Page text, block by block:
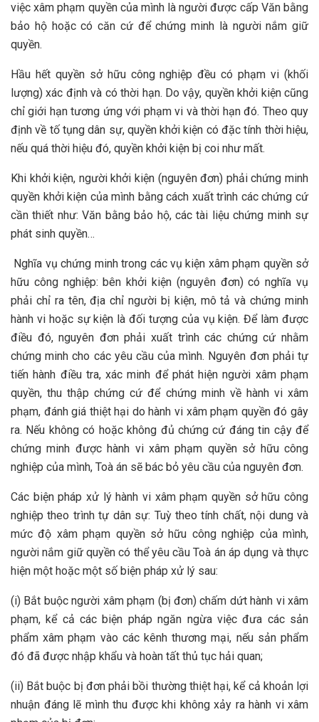
việc xâm phạm quyền của mình là người được cấp Văn bằng
bảo hộ hoặc có căn cứ để chứng minh là người nắm giữ
quyền.
Hầu hết quyền sở hữu công nghiệp đều có phạm vi (khối
lượng) xác định và có thời hạn. Do vậy, quyền khởi kiện cũng
chỉ giới hạn tương ứng với phạm vi và thời hạn đó. Theo quy
định về tố tụng dân sự, quyền khởi kiện có đặc tính thời hiệu,
nếu quá thời hiệu đó, quyền khởi kiện bị coi như mất.
Khi khởi kiện, người khởi kiện (nguyên đơn) phải chứng minh
quyền khởi kiện của mình bằng cách xuất trình các chứng cứ
cần thiết như: Văn bằng bảo hộ, các tài liệu chứng minh sự
phát sinh quyền…
Nghĩa vụ chứng minh trong các vụ kiện xâm phạm quyền sở
hữu công nghiệp: bên khởi kiện (nguyên đơn) có nghĩa vụ
phải chỉ ra tên, địa chỉ người bị kiện, mô tả và chứng minh
hành vi hoặc sự kiện là đối tượng của vụ kiện. Để làm được
điều đó, nguyên đơn phải xuất trình các chứng cứ nhằm
chứng minh cho các yêu cầu của mình. Nguyên đơn phải tự
tiến hành điều tra, xác minh để phát hiện người xâm phạm
quyền, thu thập chứng cứ để chứng minh về hành vi xâm
phạm, đánh giá thiệt hại do hành vi xâm phạm quyền đó gây
ra. Nếu không có hoặc không đủ chứng cứ đáng tin cậy để
chứng minh được hành vi xâm phạm quyền sở hữu công
nghiệp của mình, Toà án sẽ bác bỏ yêu cầu của nguyên đơn.
Các biện pháp xử lý hành vi xâm phạm quyền sở hữu công
nghiệp theo trình tự dân sự: Tuỳ theo tính chất, nội dung và
mức độ xâm phạm quyền sở hữu công nghiệp của mình,
người nắm giữ quyền có thể yêu cầu Toà án áp dụng và thực
hiện một hoặc một số biện pháp xử lý sau:
(i) Bắt buộc người xâm phạm (bị đơn) chấm dứt hành vi xâm
phạm, kể cả các biện pháp ngăn ngừa việc đưa các sản
phẩm xâm phạm vào các kênh thương mại, nếu sản phẩm
đó đã được nhập khẩu và hoàn tất thủ tục hải quan;
(ii) Bắt buộc bị đơn phải bồi thường thiệt hại, kể cả khoản lợi
nhuận đáng lẽ mình thu được khi không xảy ra hành vi xâm